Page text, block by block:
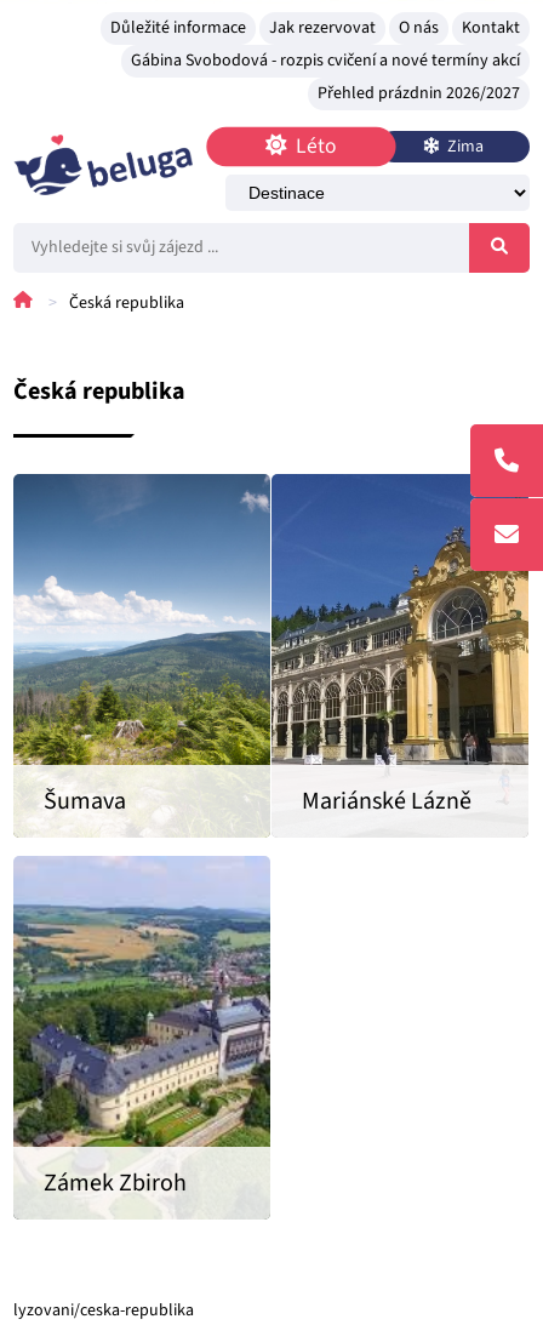
Důležité informace Jak rezervovat O nás
Kontakt
Gábina Svobodová - rozpis cvičení a nové termíny akcí
Přehled prázdnin 2026/2027
Léto Zima
> Česká republika
Česká republika
Šumava Mariánské Lázně
Zámek Zbiroh
lyzovani/ceska-republika